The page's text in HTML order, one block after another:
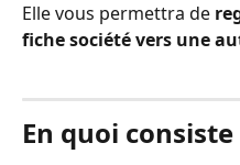
Elle vous permettra de
fiche société vers une
En quoi